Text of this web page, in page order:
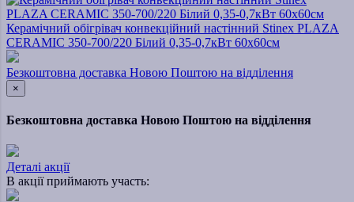
Керамічний обігрівач конвекційний настінний Stinex PLAZA
CERAMIC 350-700/220 Білий 0,35-0,7кВт 60х60см
Безкоштовна доставка Новою Поштою на відділення
×
Безкоштовна доставка Новою Поштою на відділення
Деталі акції
В акції приймають участь: